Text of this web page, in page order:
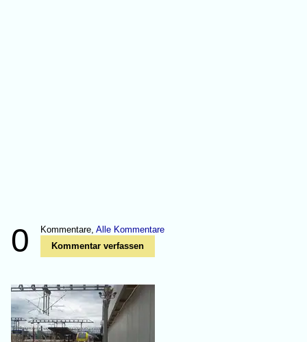
0 Kommentare, Alle Kommentare
Kommentar verfassen